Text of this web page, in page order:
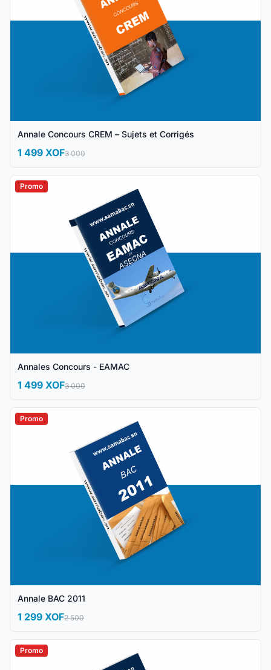
Annale Concours CREM – Sujets et Corrigés
1 499 XOF3 000
Promo
Annales Concours - EAMAC
1 499 XOF3 000
Promo
Annale BAC 2011
1 299 XOF2 500
Promo